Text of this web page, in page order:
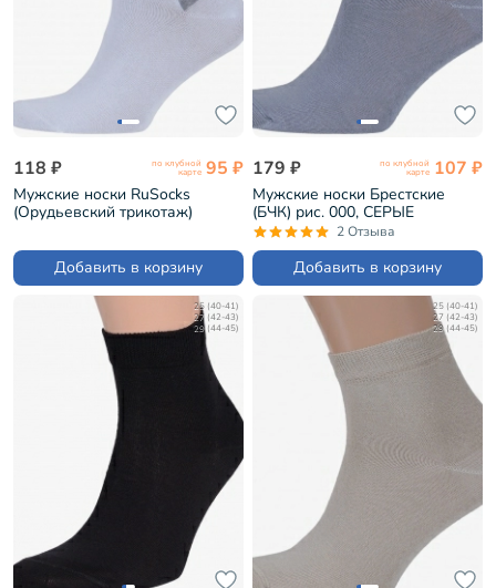
118 ₽ по клубной
карте 95 ₽
Мужские носки RuSocks
(Орудьевский трикотаж)
Добавить в корзину
179 ₽ по клубной
карте 107 ₽
Мужские носки Брестские
(БЧК) рис. 000, СЕРЫЕ
(14С2124)
2 Отзыва
Добавить в корзину
25 (40-41)
27 (42-43)
29 (44-45)
25 (40-41)
27 (42-43)
29 (44-45)